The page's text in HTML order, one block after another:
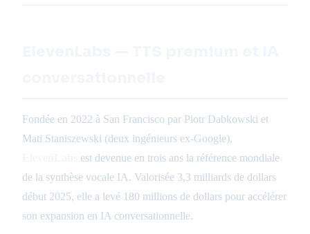
Fondée en 2022 à San Francisco par Piotr Dabkowski et
Mati Staniszewski (deux ingénieurs ex-Google),
est devenue en trois ans la référence mondiale
de la synthèse vocale IA. Valorisée 3,3 milliards de dollars
début 2025, elle a levé 180 millions de dollars pour accélérer
son expansion en IA conversationnelle.